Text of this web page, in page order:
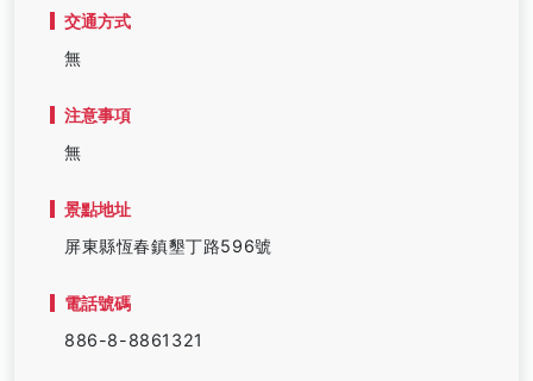
交通方式
無
注意事項
無
景點地址
屏東縣恆春鎮墾丁路596號
電話號碼
886-8-8861321